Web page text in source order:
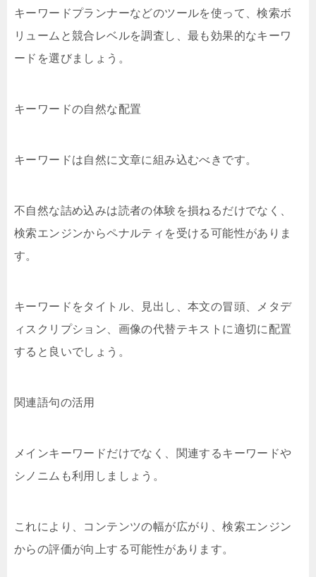
キーワードプランナーなどのツールを使って、検索ボ
リュームと競合レベルを調査し、最も効果的なキーワ
ードを選びましょう。
キーワードの自然な配置
キーワードは自然に文章に組み込むべきです。
不自然な詰め込みは読者の体験を損ねるだけでなく、
検索エンジンからペナルティを受ける可能性がありま
す。
キーワードをタイトル、見出し、本文の冒頭、メタデ
ィスクリプション、画像の代替テキストに適切に配置
すると良いでしょう。
関連語句の活用
メインキーワードだけでなく、関連するキーワードや
シノニムも利用しましょう。
これにより、コンテンツの幅が広がり、検索エンジン
からの評価が向上する可能性があります。